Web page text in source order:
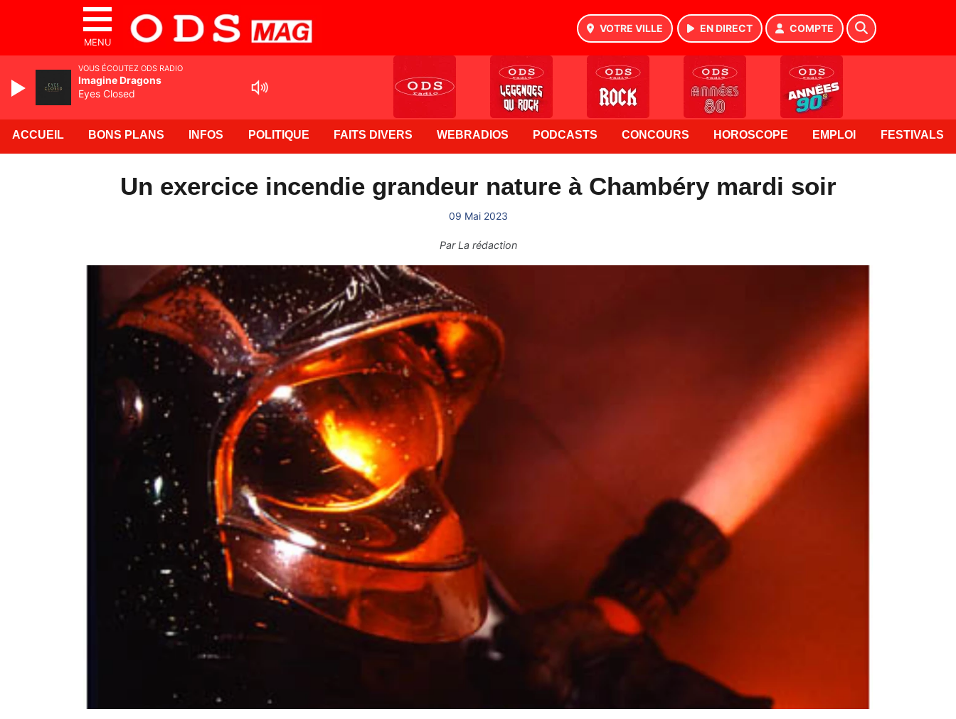
MENU
VOTRE VILLE EN DIRECT COMPTE
ACCUEIL BONS PLANS INFOS POLITIQUE FAITS DIVERS WEBRADIOS PODCASTS CONCOURS HOROSCOPE EMPLOI FESTIVALS
Un exercice incendie grandeur nature à Chambéry mardi soir
09 Mai 2023
ParLa rédaction
VOUS ÉCOUTEZ ODS RADIO
Imagine Dragons
Eyes Closed